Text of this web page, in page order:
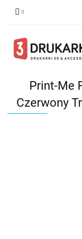
Print-Me
Czerwony